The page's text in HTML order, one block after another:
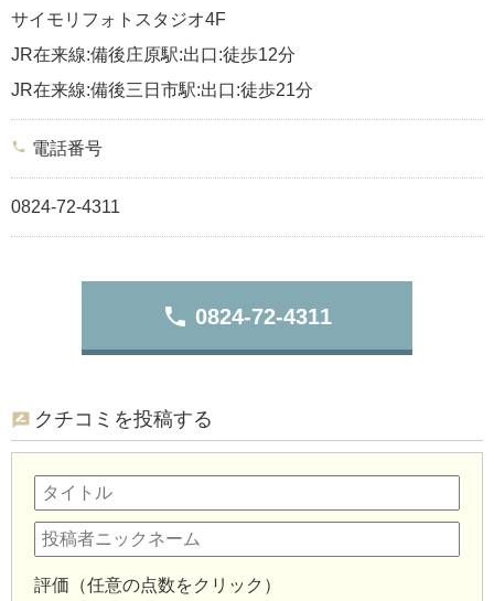
サイモリフォトスタジオ4F
JR在来線:備後庄原駅:出口:徒歩12分
JR在来線:備後三日市駅:出口:徒歩21分
phone 電話番号
0824-72-4311
phone 0824-72-4311
クチコミを投稿する
評価（任意の点数をクリック）